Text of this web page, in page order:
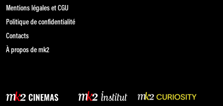
Mentions légales et CGU
Politique de confidentialité
Contacts
À propos de mk2